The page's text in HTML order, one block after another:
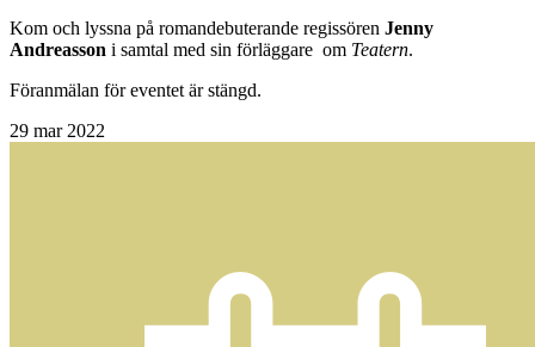
Kom och lyssna på romandebuterande regissören Jenny
Andreasson i samtal med sin förläggare om Teatern.
Föranmälan för eventet är stängd.
29 mar 2022